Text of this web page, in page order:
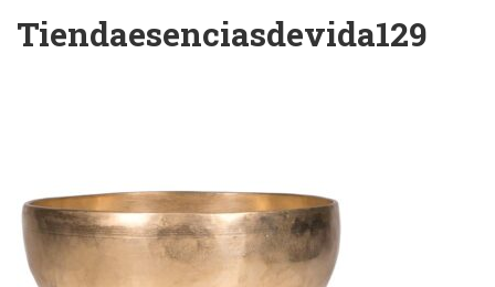
Tiendaesenciasdevida129